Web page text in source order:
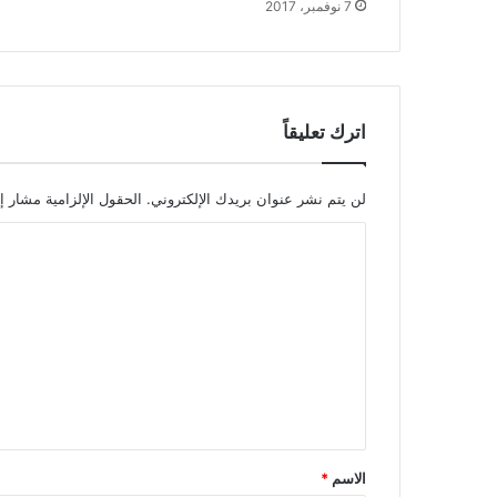
7 نوفمبر، 2017
اترك تعليقاً
لن يتم نشر عنوان بريدك الإلكتروني. الحقول الإلزامية مشار
*
الاسم *